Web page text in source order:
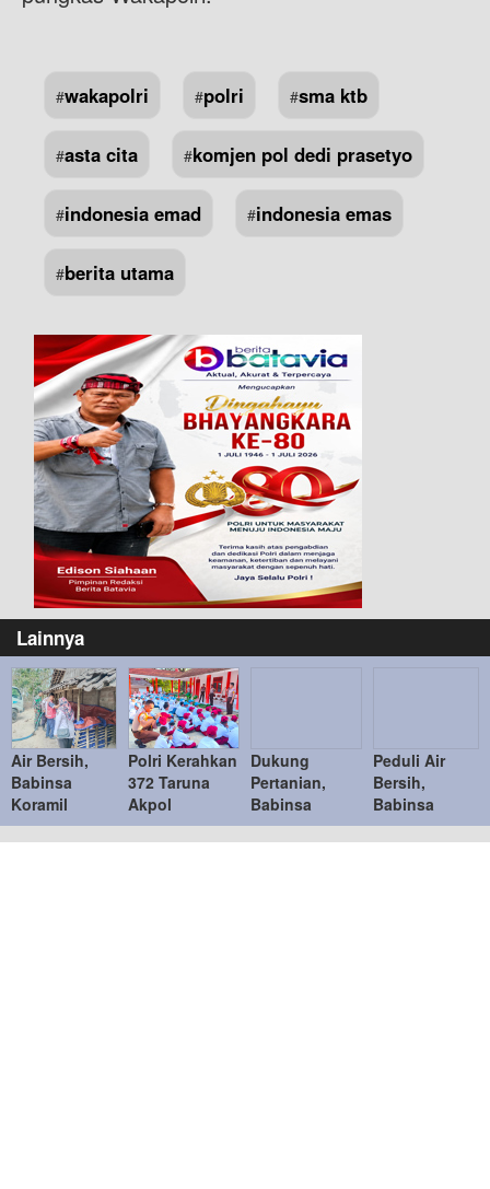
#wakapolri #polri #sma ktb
#asta cita #komjen pol dedi prasetyo
#indonesia emad #indonesia emas
#berita utama
Lainnya
Air Bersih,
Babinsa
Koramil
Bringin Bantu
Distribusi Air
Polri Kerahkan
372 Taruna
Akpol
Dampingi
Siswa di 73
Dukung
Pertanian,
Babinsa
Koramil Paron
Pendampingan
Peduli Air
Bersih,
Babinsa
Posramil Pitu
Kawal